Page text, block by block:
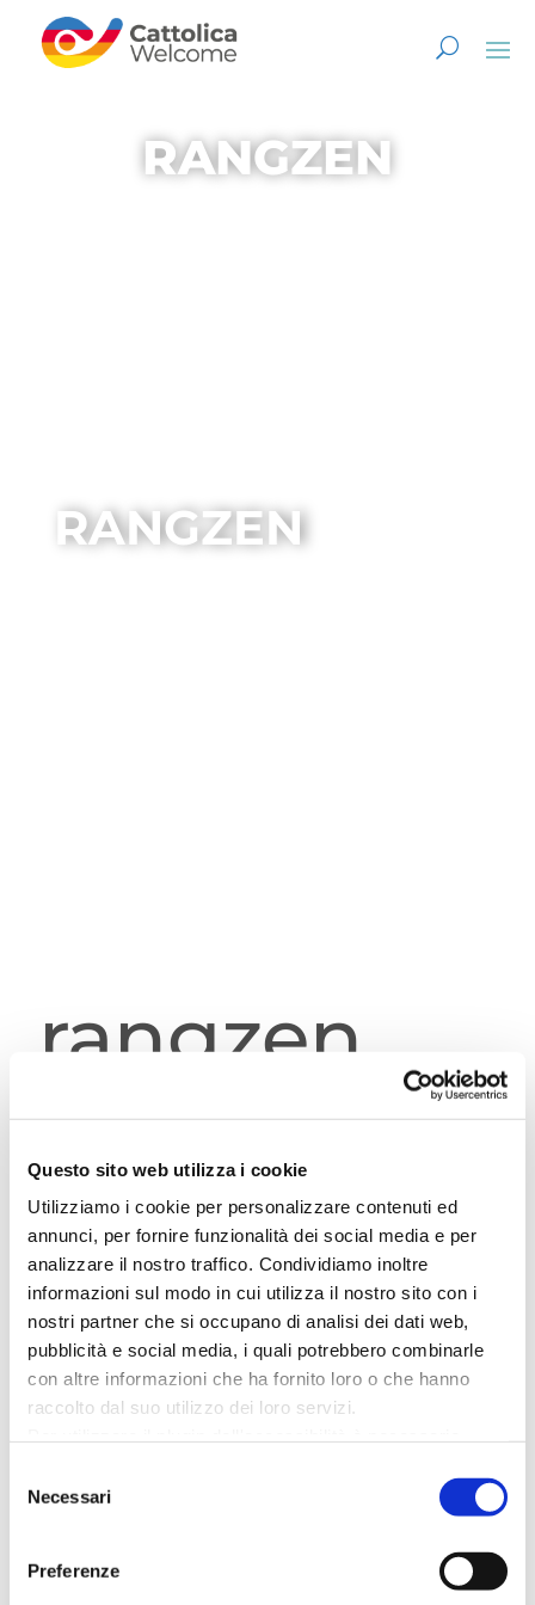
Questo sito web utilizza i cookie
Utilizziamo i cookie per personalizzare contenuti ed
annunci, per fornire funzionalità dei social media e per
analizzare il nostro traffico. Condividiamo inoltre
informazioni sul modo in cui utilizza il nostro sito con i
nostri partner che si occupano di analisi dei dati web,
pubblicità e social media, i quali potrebbero combinarle
con altre informazioni che ha fornito loro o che hanno
raccolto dal suo utilizzo dei loro servizi.
Per ulteriori informazioni è possibile consultare
Cookie Policy.
delNecessari
Preferenze
RANGZEN
RANGZEN
rangzen
04 AGOSTO
Piazza Primo Maggio
MARTEDÌ
CATTOLICA MUSICALE
“Rangzen Live”